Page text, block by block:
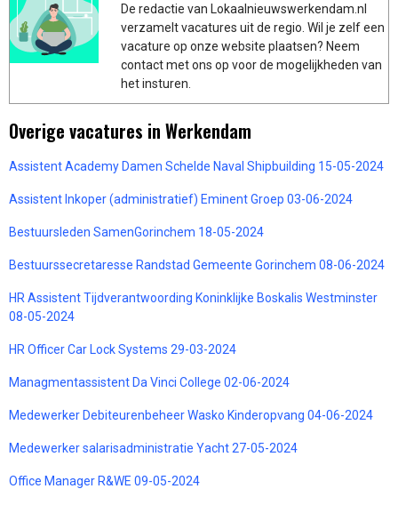
De redactie van Lokaalnieuwswerkendam.nl
verzamelt vacatures uit de regio. Wil je zelf een
vacature op onze website plaatsen? Neem
contact met ons op voor de mogelijkheden van
het insturen.
Overige vacatures in Werkendam
Assistent Academy Damen Schelde Naval Shipbuilding 15-05-2024
Assistent Inkoper (administratief) Eminent Groep 03-06-2024
Bestuursleden SamenGorinchem 18-05-2024
Bestuurssecretaresse Randstad Gemeente Gorinchem 08-06-2024
HR Assistent Tijdverantwoording Koninklijke Boskalis Westminster
08-05-2024
HR Officer Car Lock Systems 29-03-2024
Managmentassistent Da Vinci College 02-06-2024
Medewerker Debiteurenbeheer Wasko Kinderopvang 04-06-2024
Medewerker salarisadministratie Yacht 27-05-2024
Office Manager R&WE 09-05-2024